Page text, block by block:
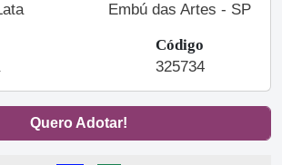
Embú das Artes - SP
Código
325734
Quero Adotar!